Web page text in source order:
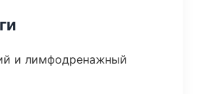
и лимфодренажный